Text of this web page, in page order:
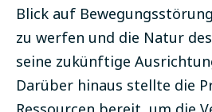
Blick auf
zu werfen und die Natur
seine zukünftige
Darüber hinaus stellte die